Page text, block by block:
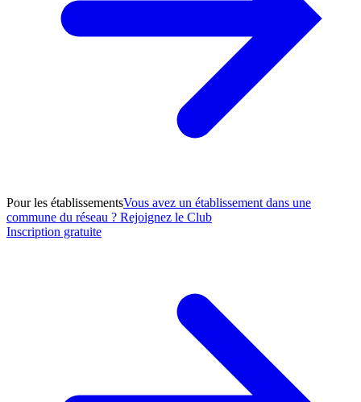
Pour les établissementsVous avez un établissement dans une
commune du réseau ? Rejoignez le Club
Inscription gratuite